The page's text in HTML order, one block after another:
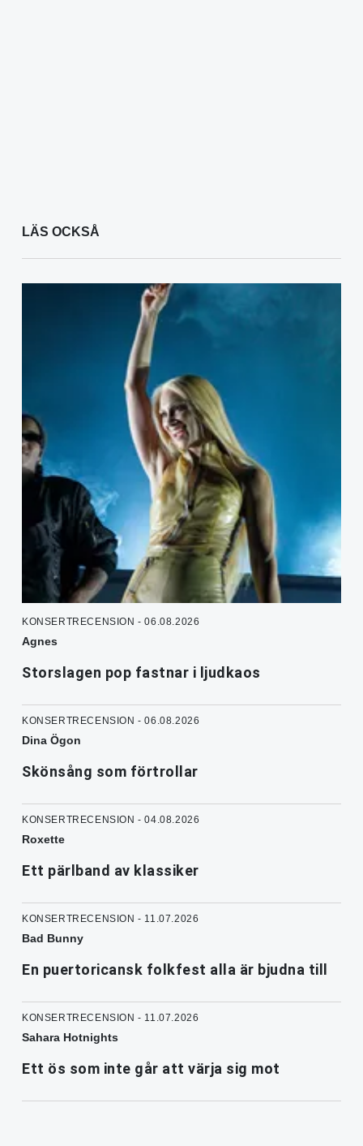
LÄS OCKSÅ
KONSERTRECENSION - 06.08.2026
Agnes
Storslagen pop fastnar i ljudkaos
KONSERTRECENSION - 06.08.2026
Dina Ögon
Skönsång som förtrollar
KONSERTRECENSION - 04.08.2026
Roxette
Ett pärlband av klassiker
KONSERTRECENSION - 11.07.2026
Bad Bunny
En puertoricansk folkfest alla är bjudna till
KONSERTRECENSION - 11.07.2026
Sahara Hotnights
Ett ös som inte går att värja sig mot